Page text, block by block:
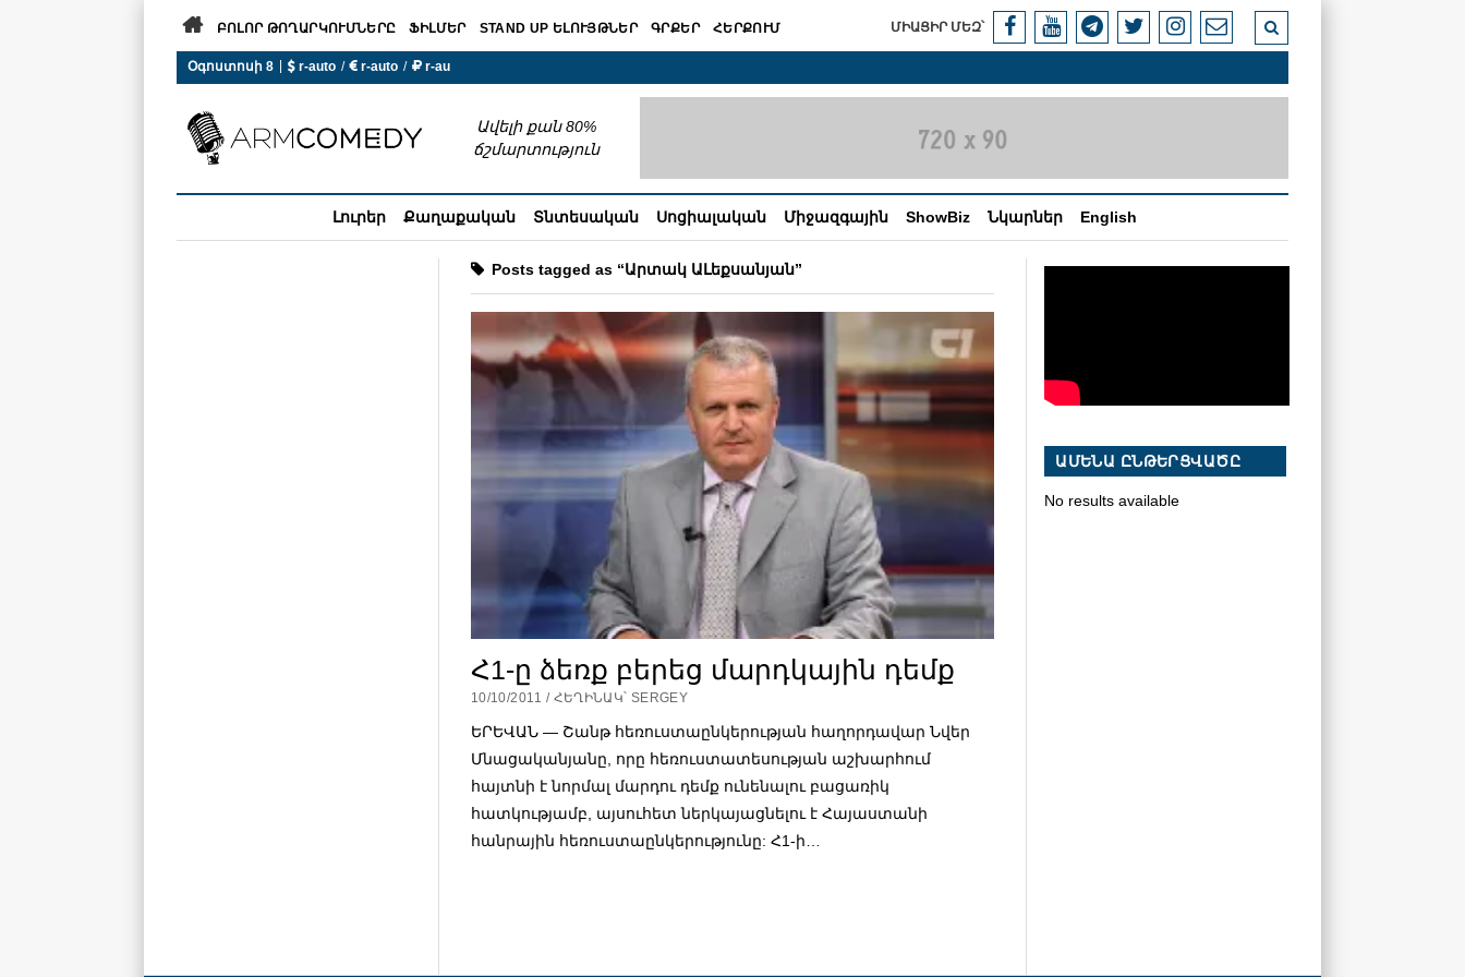
 ԲՈԼՈՐ ԹՈՂԱՐԿՈՒՄՆԵՐԸ ՖԻԼՄԵՐ STAND UP ԵԼՈՒՅԹՆԵՐ ԳՐՔԵՐ ՀԵՐՔՈՒՄ ՄԻԱՑԻՐ ՄԵԶ՝
Օգոստոսի 8 |  r-auto /  r-auto /  r-au
Ավելի քան 80%
ճշմարտություն
Լուրեր Քաղաքական Տնտեսական Սոցիալական Միջազգային ShowBiz Նկարներ English
Posts tagged as “Արտակ ԱԼեքսանյան”
Հ1-ը ձեռք բերեց մարդկային դեմք
10/10/2011 / ՀԵՂԻՆԱԿ՝ SERGEY
ԵՐԵՎԱՆ — Շանթ հեռուստաընկերության հաղորդավար Նվեր
Մնացականյանը, որը հեռուստատեսության աշխարհում
հայտնի է նորմալ մարդու դեմք ունենալու բացառիկ
հատկությամբ, այսուհետ ներկայացնելու է Հայաստանի
հանրային հեռուստաընկերությունը: Հ1-ի…
ԱՄԵՆԱ ԸՆԹԵՐՑՎԱԾԸ
No results available